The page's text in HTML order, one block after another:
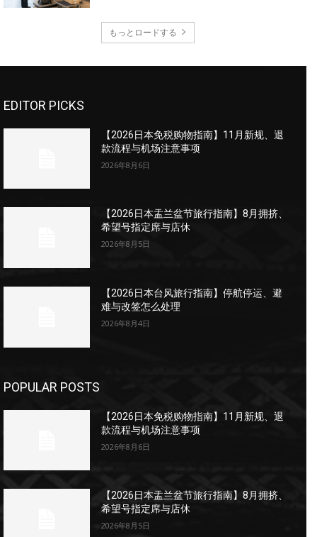
もっとロードする
EDITOR PICKS
【2026日本免税购物指南】11月新规、退
款流程与机场注意事项
2026年8月6日
【2026日本盂兰盆节旅行指南】8月拥挤、
希望号指定席与店休
2026年8月5日
【2026日本台风旅行指南】停航停运、避
难与改签怎么处理
2026年8月4日
POPULAR POSTS
【2026日本免税购物指南】11月新规、退
款流程与机场注意事项
2026年8月6日
【2026日本盂兰盆节旅行指南】8月拥挤、
希望号指定席与店休
2026年8月5日